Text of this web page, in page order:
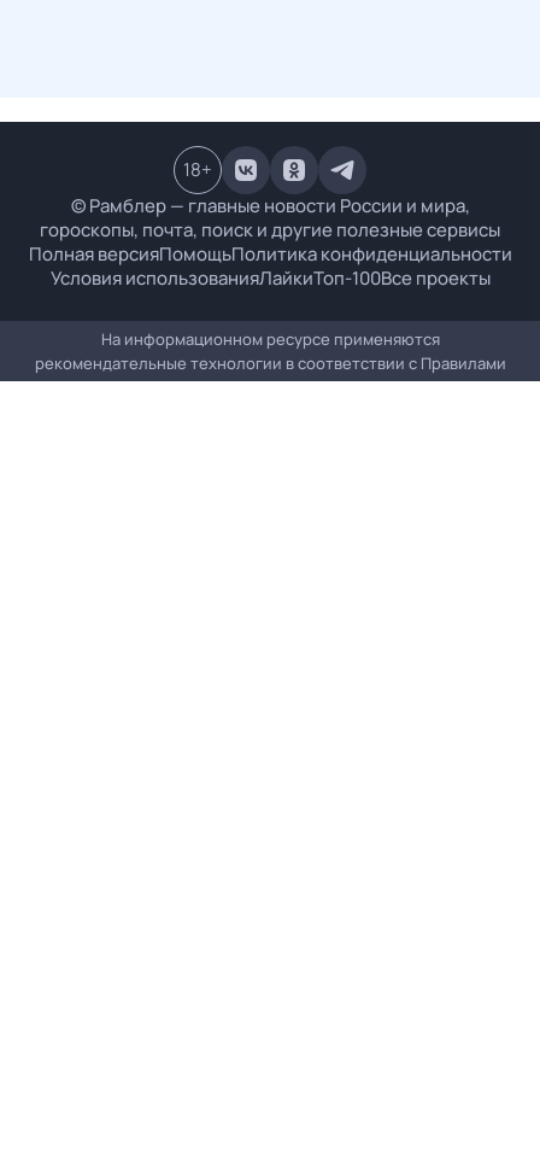
© Рамблер — главные новости России и мира,
гороскопы, почта, поиск и другие полезные сервисы
Полная версияПомощьПолитика конфиденциальности
Условия использованияЛайкиТоп-100Все проекты
18+
На информационном ресурсе применяются
рекомендательные технологии в соответствии с Правилами